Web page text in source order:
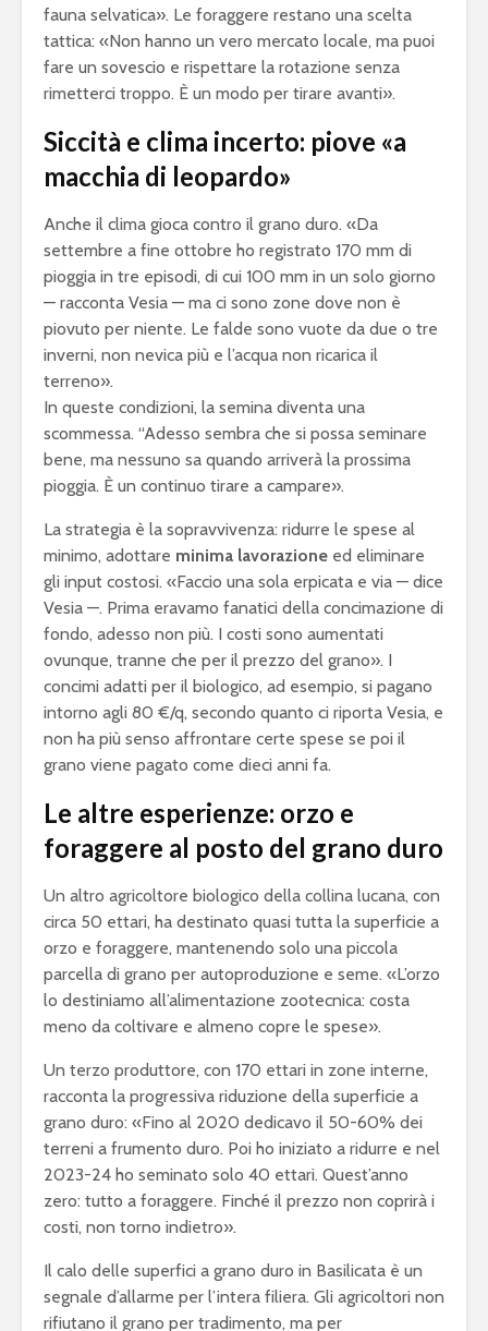
fauna selvatica». Le foraggere restano una scelta
tattica: «Non hanno un vero mercato locale, ma puoi
fare un sovescio e rispettare la rotazione senza
rimetterci troppo. È un modo per tirare avanti».
Siccità e clima incerto: piove «a
macchia di leopardo»
Anche il clima gioca contro il grano duro. «Da
settembre a fine ottobre ho registrato 170 mm di
pioggia in tre episodi, di cui 100 mm in un solo giorno
— racconta Vesia — ma ci sono zone dove non è
piovuto per niente. Le falde sono vuote da due o tre
inverni, non nevica più e l’acqua non ricarica il
terreno».
In queste condizioni, la semina diventa una
scommessa. “Adesso sembra che si possa seminare
bene, ma nessuno sa quando arriverà la prossima
pioggia. È un continuo tirare a campare».
La strategia è la sopravvivenza: ridurre le spese al
minimo, adottare minima lavorazione ed eliminare
gli input costosi. «Faccio una sola erpicata e via — dice
Vesia —. Prima eravamo fanatici della concimazione di
fondo, adesso non più. I costi sono aumentati
ovunque, tranne che per il prezzo del grano». I
concimi adatti per il biologico, ad esempio, si pagano
intorno agli 80 €/q, secondo quanto ci riporta Vesia, e
non ha più senso affrontare certe spese se poi il
grano viene pagato come dieci anni fa.
Le altre esperienze: orzo e
foraggere al posto del grano duro
Un altro agricoltore biologico della collina lucana, con
circa 50 ettari, ha destinato quasi tutta la superficie a
orzo e foraggere, mantenendo solo una piccola
parcella di grano per autoproduzione e seme. «L’orzo
lo destiniamo all’alimentazione zootecnica: costa
meno da coltivare e almeno copre le spese».
Un terzo produttore, con 170 ettari in zone interne,
racconta la progressiva riduzione della superficie a
grano duro: «Fino al 2020 dedicavo il 50-60% dei
terreni a frumento duro. Poi ho iniziato a ridurre e nel
2023-24 ho seminato solo 40 ettari. Quest’anno
zero: tutto a foraggere. Finché il prezzo non coprirà i
costi, non torno indietro».
Il calo delle superfici a grano duro in Basilicata è un
segnale d’allarme per l’intera filiera. Gli agricoltori non
rifiutano il grano per tradimento, ma per